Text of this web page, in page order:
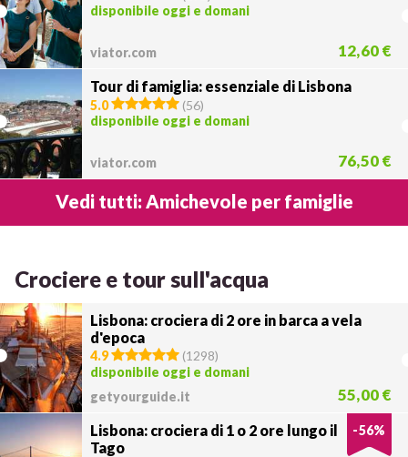
disponibile oggi e domani
viator.com 12,60 €
Tour di famiglia: essenziale di Lisbona
5.0 (56)
disponibile oggi e domani
viator.com 76,50 €
Vedi tutti: Amichevole per famiglie
Crociere e tour sull'acqua
Lisbona: crociera di 2 ore in barca a vela
d'epoca
4.9 (1298)
disponibile oggi e domani
getyourguide.it
55,00 €
Lisbona: crociera di 1 o 2 ore lungo il
Tago
-56%